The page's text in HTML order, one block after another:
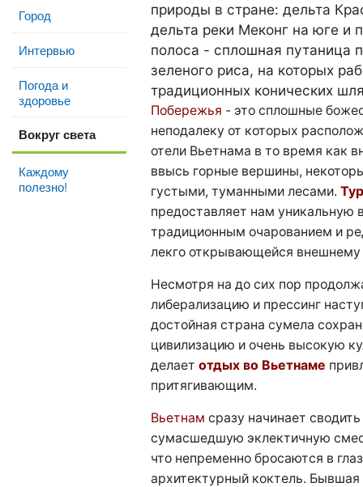
Город
Интервью
Погода и
здоровье
Вокруг света
Каждому
полезно!
природы в стране: дельта
дельта реки Меконг на юге и
полоса - сплошная путаница
зеленого риса, на которых
традиционных конических
Побережья - это сплошные
неподалеку от которых
отели Вьетнама в то время как
ввысь горные вершины,
густыми, туманными лесами.
предоставляет нам уникальную
традиционным очарованием и
лекго открывающейся внешнему
Несмотря на до сих пор
либерализацию и прессинг
достойная страна сумела
цивилизацию и очень высокую
делает отдых во Вьетнаме
притягивающим.
Вьетнам сразу начинает
сумасшедшую эклектичную
что непременно бросаются в
архитектурный коктель. Бывшая